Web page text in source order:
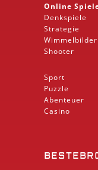
Online
Denkspiele
Strategie
Wimmelbilder
Shooter
Sport
Puzzle
Abenteuer
Casino